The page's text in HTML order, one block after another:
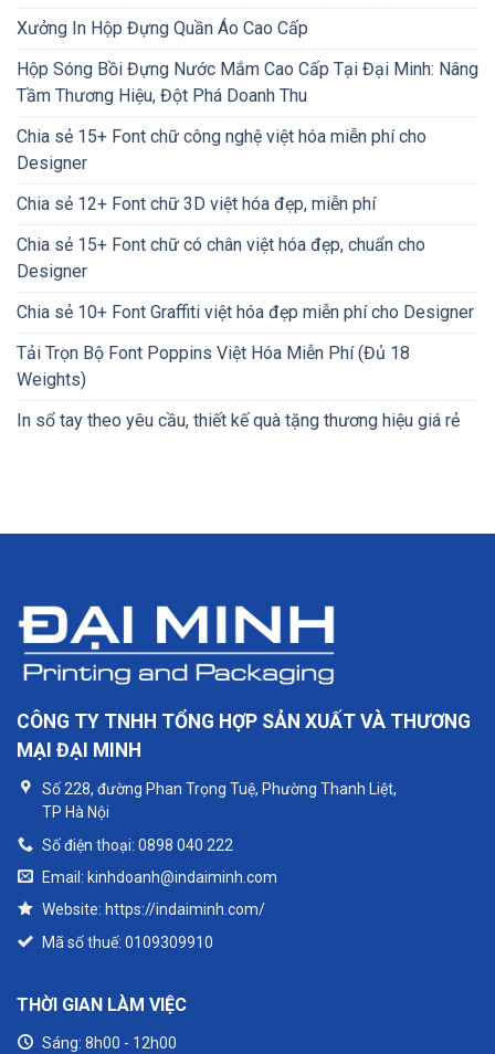
Xưởng In Hộp Đựng Quần Áo Cao Cấp
Hộp Sóng Bồi Đựng Nước Mắm Cao Cấp Tại Đại Minh: Nâng
Tầm Thương Hiệu, Đột Phá Doanh Thu
Chia sẻ 15+ Font chữ công nghệ việt hóa miễn phí cho
Designer
Chia sẻ 12+ Font chữ 3D việt hóa đẹp, miễn phí
Chia sẻ 15+ Font chữ có chân việt hóa đẹp, chuẩn cho
Designer
Chia sẻ 10+ Font Graffiti việt hóa đẹp miễn phí cho Designer
Tải Trọn Bộ Font Poppins Việt Hóa Miễn Phí (Đủ 18
Weights)
In sổ tay theo yêu cầu, thiết kế quà tặng thương hiệu giá rẻ
CÔNG TY TNHH TỔNG HỢP SẢN XUẤT VÀ THƯƠNG
MẠI ĐẠI MINH
Số 228, đường Phan Trọng Tuệ, Phường Thanh Liệt,
TP Hà Nội
Số điện thoại: 0898 040 222
Email: kinhdoanh@indaiminh.com
Website: https://indaiminh.com/
Mã số thuế: 0109309910
THỜI GIAN LÀM VIỆC
Sáng: 8h00 - 12h00